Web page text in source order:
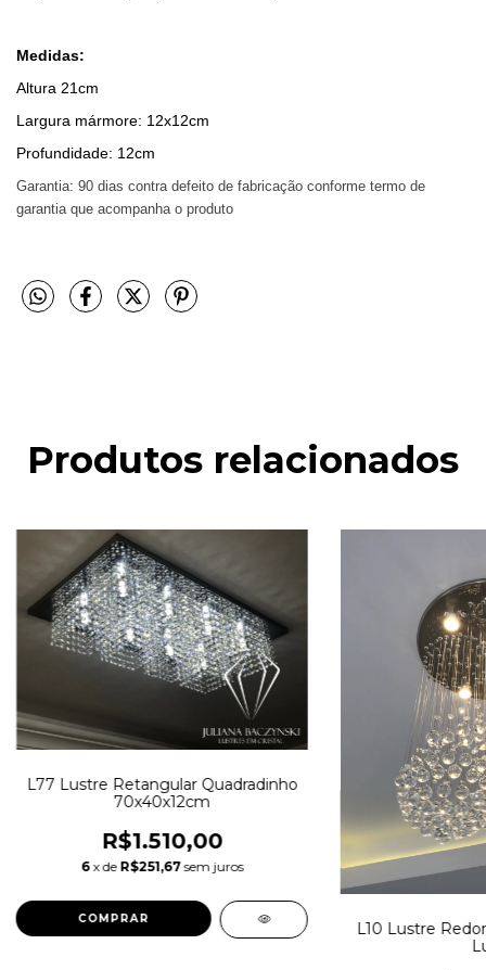
Medidas:
Altura 21cm
Largura mármore: 12x12cm
Profundidade: 12cm
Garantia: 90 dias contra defeito de fabricação conforme termo de
garantia que acompanha o produto
Produtos relacionados
L77 Lustre Retangular Quadradinho
70x40x12cm
R$1.510,00
6 x de R$251,67 sem juros
L10 Lustre